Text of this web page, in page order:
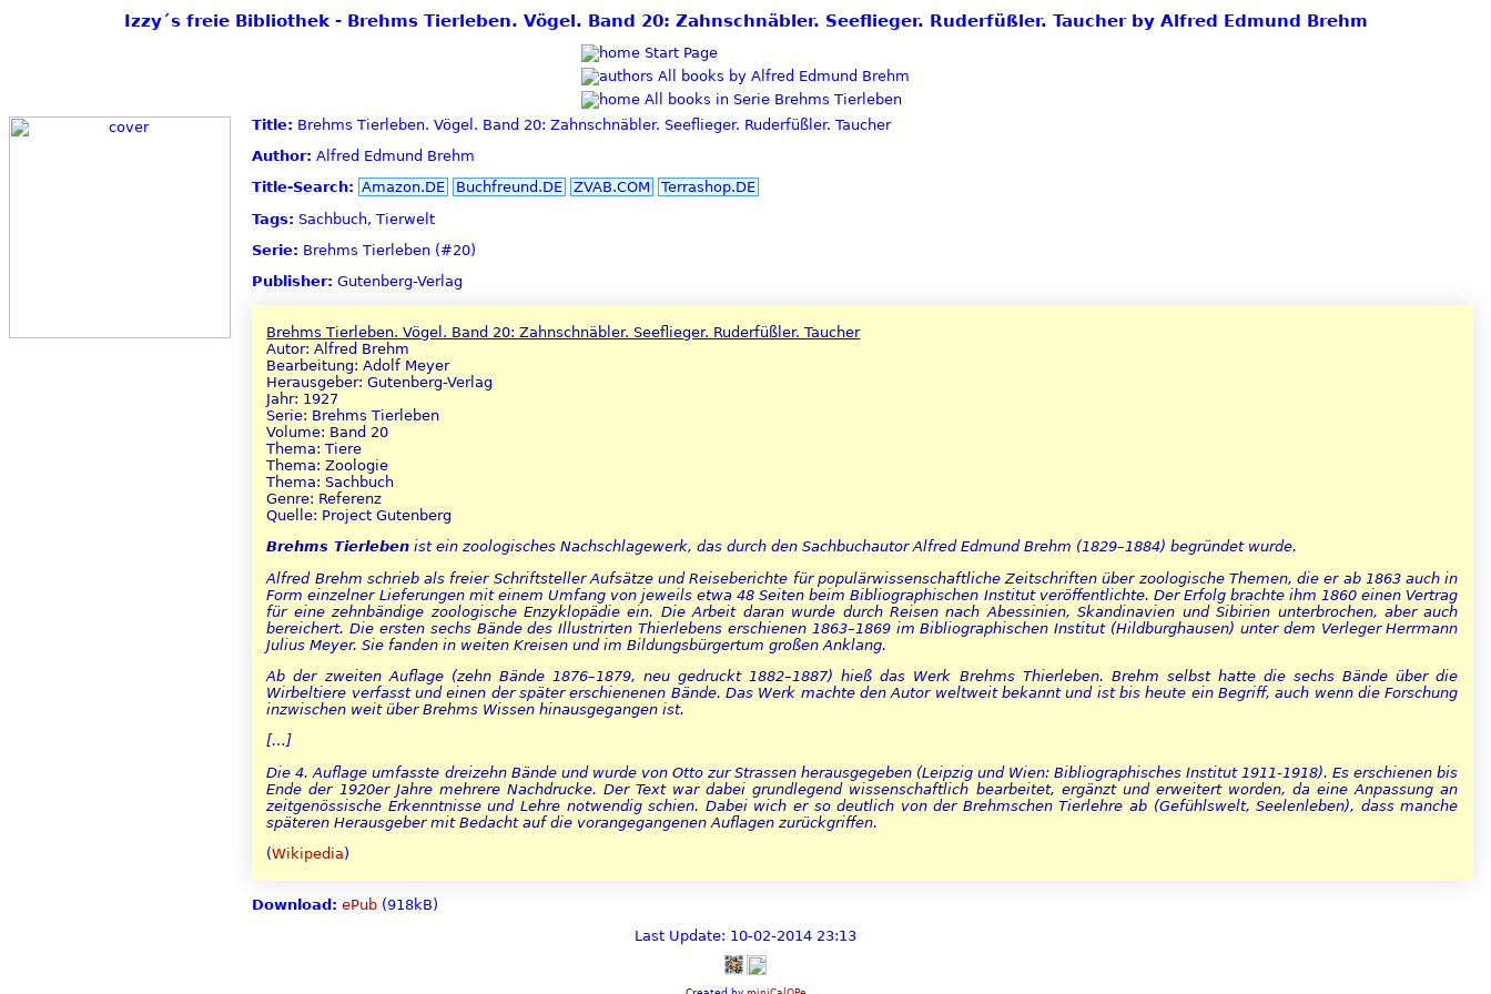
Izzy´s freie Bibliothek - Brehms Tierleben. Vögel. Band 20: Zahnschnäbler. Seeflieger. Ruderfüßler. Taucher by Alfred Edmund Brehm
Start Page
All books by Alfred Edmund Brehm
All books in Serie Brehms Tierleben
Title: Brehms Tierleben. Vögel. Band 20: Zahnschnäbler. Seeflieger. Ruderfüßler. Taucher
Author: Alfred Edmund Brehm
Title-Search: Amazon.DE Buchfreund.DE ZVAB.COM
Terrashop.DE
Tags: Sachbuch, Tierwelt
Serie: Brehms Tierleben (#20)
Publisher: Gutenberg-Verlag
Brehms Tierleben. Vögel. Band 20: Zahnschnäbler. Seeflieger. Ruderfüßler. Taucher
Autor: Alfred Brehm
Bearbeitung: Adolf Meyer
Herausgeber: Gutenberg-Verlag
Jahr: 1927
Serie: Brehms Tierleben
Volume: Band 20
Thema: Tiere
Thema: Zoologie
Thema: Sachbuch
Genre: Referenz
Quelle: Project Gutenberg
Brehms Tierleben ist ein zoologisches Nachschlagewerk, das durch den Sachbuchautor Alfred Edmund Brehm (1829–1884) begründet wurde.
Alfred Brehm schrieb als freier Schriftsteller Aufsätze und Reiseberichte für populärwissenschaftliche Zeitschriften über zoologische Themen, die er ab 1863 auch in
Form einzelner Lieferungen mit einem Umfang von jeweils etwa 48 Seiten beim Bibliographischen Institut veröffentlichte. Der Erfolg brachte ihm 1860 einen Vertrag
für eine zehnbändige zoologische Enzyklopädie ein. Die Arbeit daran wurde durch Reisen nach Abessinien, Skandinavien und Sibirien unterbrochen, aber auch
bereichert. Die ersten sechs Bände des Illustrirten Thierlebens erschienen 1863–1869 im Bibliographischen Institut (Hildburghausen) unter dem Verleger Herrmann
Julius Meyer. Sie fanden in weiten Kreisen und im Bildungsbürgertum großen Anklang.
Ab der zweiten Auflage (zehn Bände 1876–1879, neu gedruckt 1882–1887) hieß das Werk Brehms Thierleben. Brehm selbst hatte die sechs Bände über die
Wirbeltiere verfasst und einen der später erschienenen Bände. Das Werk machte den Autor weltweit bekannt und ist bis heute ein Begriff, auch wenn die Forschung
inzwischen weit über Brehms Wissen hinausgegangen ist.
[…]
Die 4. Auflage umfasste dreizehn Bände und wurde von Otto zur Strassen herausgegeben (Leipzig und Wien: Bibliographisches Institut 1911-1918). Es erschienen bis
Ende der 1920er Jahre mehrere Nachdrucke. Der Text war dabei grundlegend wissenschaftlich bearbeitet, ergänzt und erweitert worden, da eine Anpassung an
zeitgenössische Erkenntnisse und Lehre notwendig schien. Dabei wich er so deutlich von der Brehmschen Tierlehre ab (Gefühlswelt, Seelenleben), dass manche
späteren Herausgeber mit Bedacht auf die vorangegangenen Auflagen zurückgriffen.
(Wikipedia)
Download: ePub (918kB)
Last Update: 10-02-2014 23:13